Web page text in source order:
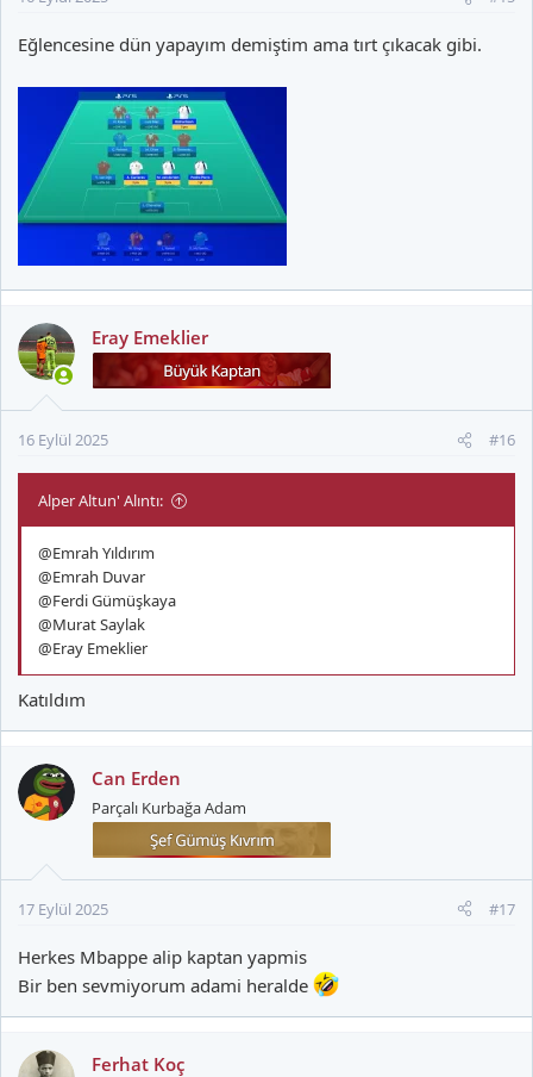
Eğlencesine dün yapayım demiştim ama tırt çıkacak gibi.
Eray Emeklier
16 Eylül 2025 #16
Alper Altun' Alıntı:
@Emrah Yıldırım
@Emrah Duvar
@Ferdi Gümüşkaya
@Murat Saylak
@Eray Emeklier
Katıldım
Can Erden
Parçalı Kurbağa Adam
17 Eylül 2025 #17
Herkes Mbappe alip kaptan yapmis
Bir ben sevmiyorum adami heralde
Ferhat Koç